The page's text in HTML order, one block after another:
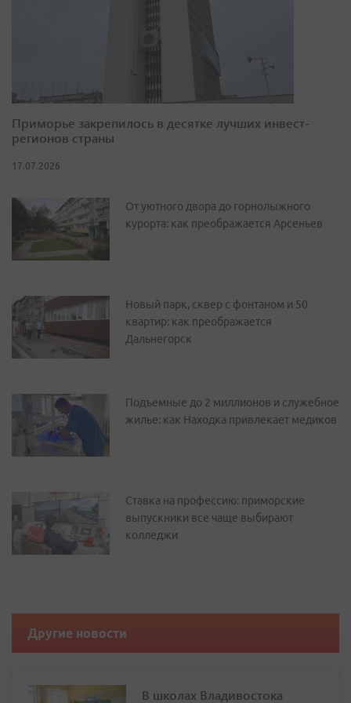
Приморье закрепилось в десятке лучших инвест-
регионов страны
17.07.2026
От уютного двора до горнолыжного
курорта: как преображается Арсеньев
Новый парк, сквер с фонтаном и 50
квартир: как преображается
Дальнегорск
Подъемные до 2 миллионов и служебное
жилье: как Находка привлекает медиков
Ставка на профессию: приморские
выпускники все чаще выбирают
колледжи
Другие новости
В школах Владивостока